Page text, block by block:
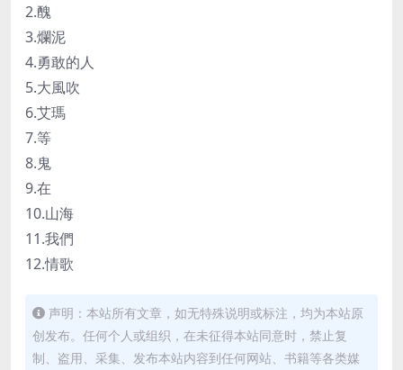
2.醜
3.爛泥
4.勇敢的人
5.大風吹
6.艾瑪
7.等
8.鬼
9.在
10.山海
11.我們
12.情歌
声明：本站所有文章，如无特殊说明或标注，均为本站原
创发布。任何个人或组织，在未征得本站同意时，禁止复
制、盗用、采集、发布本站内容到任何网站、书籍等各类媒